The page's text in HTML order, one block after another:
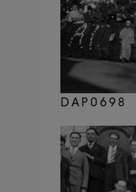
DAP0698